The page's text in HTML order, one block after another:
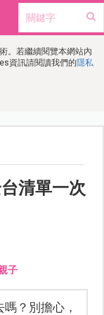
。若繼續閱覽本網站內
資訊請閱讀我們的隱私
清單一次
子
？別擔心，